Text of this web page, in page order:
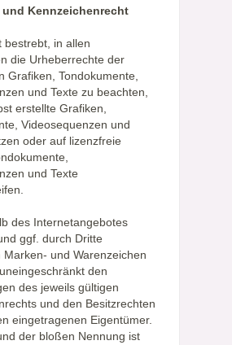
und Kennzeichenrecht
bestrebt, in allen
die Urheberrechte der
Grafiken, Tondokumente,
und Texte zu beachten,
erstellte Grafiken,
Videosequenzen und
oder auf lizenzfreie
und Texte
des Internetangebotes
ggf. durch Dritte
Marken- und Warenzeichen
den
des jeweils gültigen
und den Besitzrechten
eingetragenen Eigentümer.
der bloßen Nennung ist